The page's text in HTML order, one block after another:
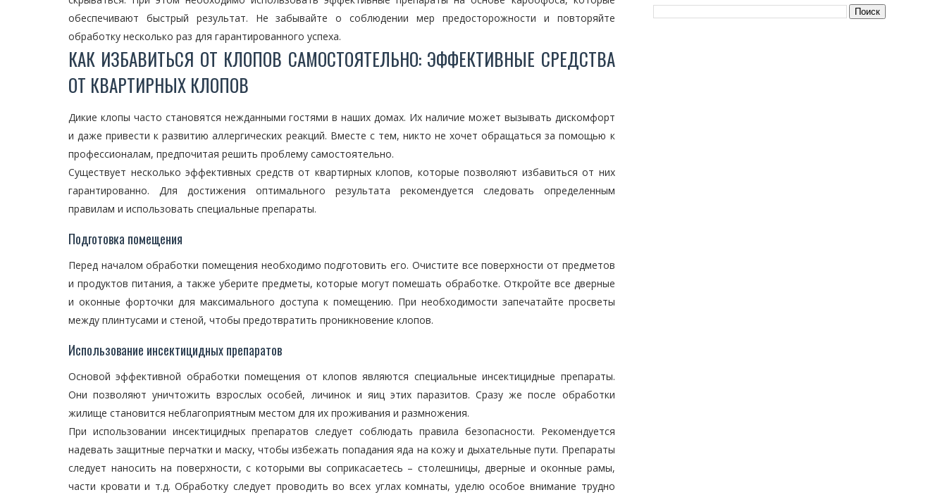
обеспечивают быстрый результат. Не забывайте о соблюдении мер предосторожности и повторяйте
обработку несколько раз для гарантированного успеха.
КАК ИЗБАВИТЬСЯ ОТ КЛОПОВ САМОСТОЯТЕЛЬНО: ЭФФЕКТИВНЫЕ СРЕДСТВА
ОТ КВАРТИРНЫХ КЛОПОВ
Дикие клопы часто становятся нежданными гостями в наших домах. Их наличие может вызывать дискомфорт
и даже привести к развитию аллергических реакций. Вместе с тем, никто не хочет обращаться за помощью к
профессионалам, предпочитая решить проблему самостоятельно.
Существует несколько эффективных средств от квартирных клопов, которые позволяют избавиться от них
гарантированно. Для достижения оптимального результата рекомендуется следовать определенным
правилам и использовать специальные препараты.
Подготовка помещения
Перед началом обработки помещения необходимо подготовить его. Очистите все поверхности от предметов
и продуктов питания, а также уберите предметы, которые могут помешать обработке. Откройте все дверные
и оконные форточки для максимального доступа к помещению. При необходимости запечатайте просветы
между плинтусами и стеной, чтобы предотвратить проникновение клопов.
Использование инсектицидных препаратов
Основой эффективной обработки помещения от клопов являются специальные инсектицидные препараты.
Они позволяют уничтожить взрослых особей, личинок и яиц этих паразитов. Сразу же после обработки
жилище становится неблагоприятным местом для их проживания и размножения.
При использовании инсектицидных препаратов следует соблюдать правила безопасности. Рекомендуется
надевать защитные перчатки и маску, чтобы избежать попадания яда на кожу и дыхательные пути. Препараты
следует наносить на поверхности, с которыми вы соприкасаетесь – столешницы, дверные и оконные рамы,
части кровати и т.д. Обработку следует проводить во всех углах комнаты, уделю особое внимание трудно